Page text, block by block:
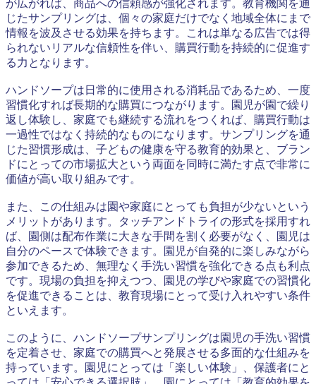
が広がれば、商品への信頼感が強化されます。教育機関を通
じたサンプリングは、個々の家庭だけでなく地域全体にまで
情報を波及させる効果を持ちます。これは単なる広告では得
られないリアルな信頼性を伴い、購買行動を持続的に促進す
る力となります。
ハンドソープは日常的に使用される消耗品であるため、一度
習慣化すれば長期的な購買につながります。園児が園で繰り
返し体験し、家庭でも継続する流れをつくれば、購買行動は
一過性ではなく持続的なものになります。サンプリングを通
じた習慣形成は、子どもの健康を守る教育的効果と、ブラン
ドにとっての市場拡大という両面を同時に満たす点で非常に
価値が高い取り組みです。
また、この仕組みは園や家庭にとっても負担が少ないという
メリットがあります。タッチアンドトライの形式を採用すれ
ば、園側は配布作業に大きな手間を割く必要がなく、園児は
自分のペースで体験できます。園児が自発的に楽しみながら
参加できるため、無理なく手洗い習慣を強化できる点も利点
です。現場の負担を抑えつつ、園児の学びや家庭での習慣化
を促進できることは、教育現場にとって受け入れやすい条件
といえます。
このように、ハンドソープサンプリングは園児の手洗い習慣
を定着させ、家庭での購買へと発展させる多面的な仕組みを
持っています。園児にとっては「楽しい体験」、保護者にと